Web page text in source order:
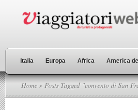
Italia Europa Africa America
Home » Posts Tagged "convento di San